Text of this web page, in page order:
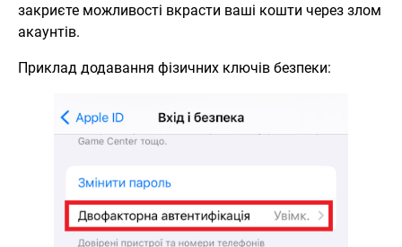
закриєте можливості вкрасти ваші кошти через злом
акаунтів.
Приклад додавання фізичних ключів безпеки: